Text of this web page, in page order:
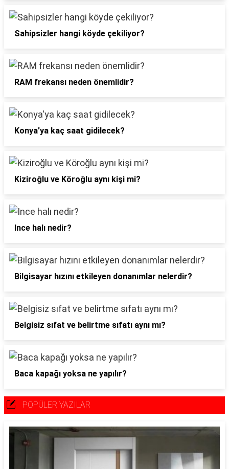
Sahipsizler hangi köyde çekiliyor?
RAM frekansı neden önemlidir?
Konya'ya kaç saat gidilecek?
Kiziroğlu ve Köroğlu aynı kişi mi?
Ince halı nedir?
Bilgisayar hızını etkileyen donanımlar nelerdir?
Belgisiz sıfat ve belirtme sıfatı aynı mı?
Baca kapağı yoksa ne yapılır?
POPÜLER YAZILAR